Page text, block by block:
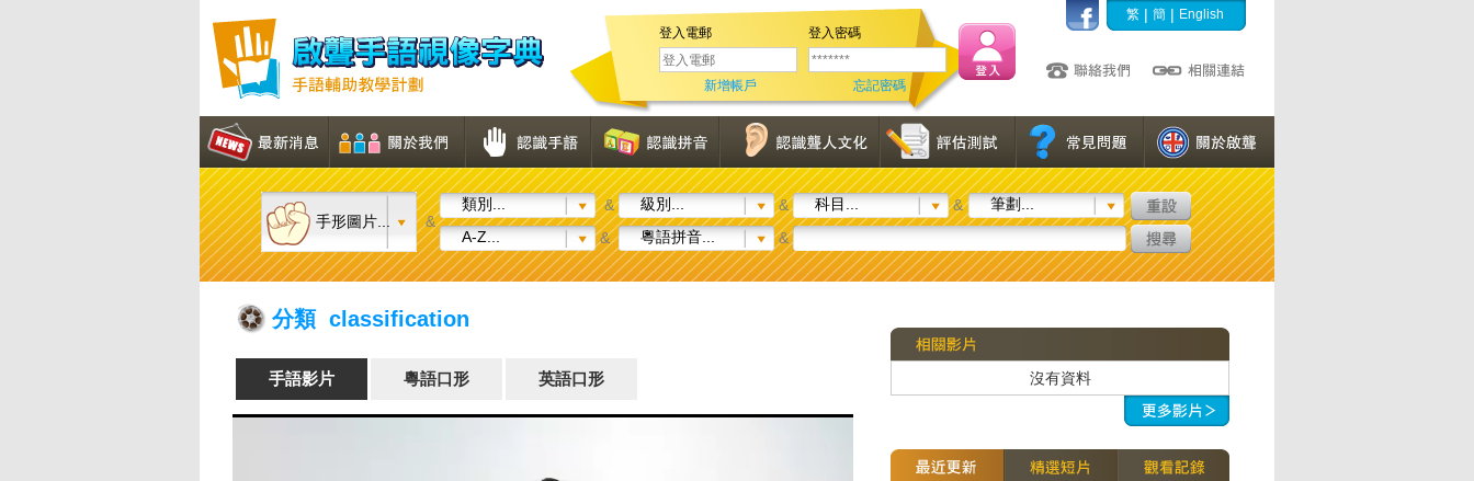
登入電郵 登入密碼
新增帳戶 忘記密碼
繁 | 簡 | English
手形圖片... &
類別... & 級別... & 科目... &
筆劃...
A-Z...
& 粵語拼音... &
分類 classification
手語影片 粵語口形 英語口形 沒有資料